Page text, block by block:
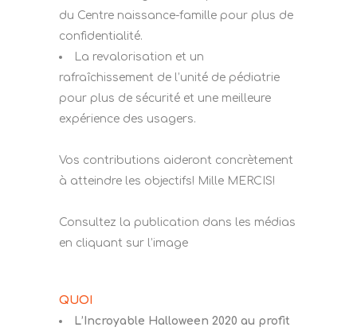
du Centre naissance-famille pour plus de
confidentialité.
La revalorisation et un
rafraîchissement de l’unité de pédiatrie
pour plus de sécurité et une meilleure
expérience des usagers.
Vos contributions aideront concrètement
à atteindre les objectifs! Mille MERCIS!
Consultez la publication dans les médias
en cliquant sur l’image
QUOI
L’Incroyable Halloween 2020 au profit